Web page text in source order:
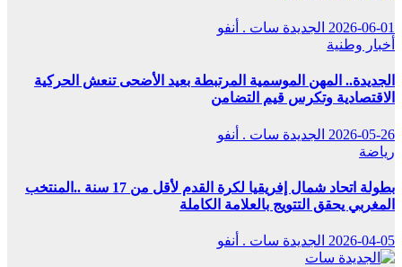
2026-06-01 الجديدة سات . أنفو
أخبار وطنية
الجديدة.. المهن الموسمية المرتبطة بعيد الأضحى تنعش الحركية
الاقتصادية وتكرس قيم التضامن
2026-05-26 الجديدة سات . أنفو
رياضة
بطولة اتحاد شمال إفريقيا لكرة القدم لأقل من 17 سنة ..المنتخب
المغربي يحقق التتويج بالعلامة الكاملة
2026-04-05 الجديدة سات . أنفو